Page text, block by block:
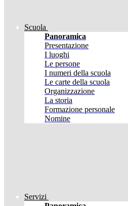
Scuola
Panoramica
Presentazione
I luoghi
Le persone
I numeri della scuola
Le carte della scuola
Organizzazione
La storia
Formazione personale
Nomine
Servizi